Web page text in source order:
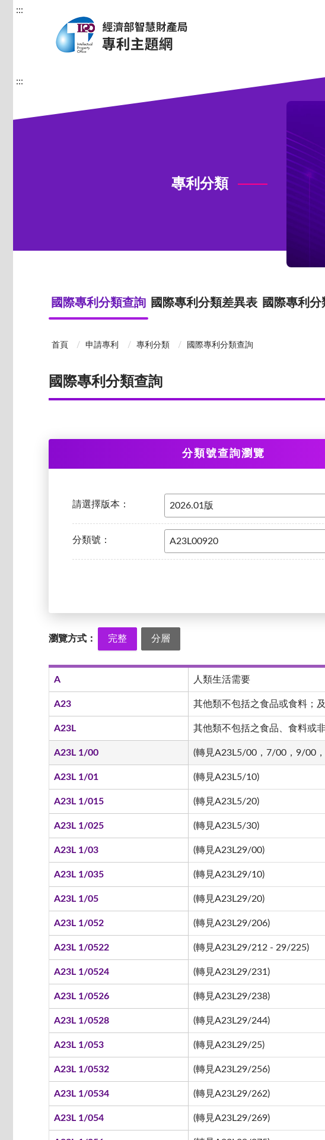
:::
:::
專利分類
國際專利分類查詢 國際專利分類差異表 國際專利分
首頁 申請專利 專利分類 國際專利分類查詢
國際專利分類查詢
分類號查詢瀏覽
請選擇版本：
分類號：
瀏覽方式： 完整 分層
A 人類生活需要
A23 其他類不包括之食品或食料；
A23L 其他類不包括之食品、食料或
A23L 1/00 (轉見A23L5/00，7/00，9/00
A23L 1/01 (轉見A23L5/10)
A23L 1/015 (轉見A23L5/20)
A23L 1/025 (轉見A23L5/30)
A23L 1/03 (轉見A23L29/00)
A23L 1/035 (轉見A23L29/10)
A23L 1/05 (轉見A23L29/20)
A23L 1/052 (轉見A23L29/206)
A23L 1/0522 (轉見A23L29/212 - 29/225)
A23L 1/0524 (轉見A23L29/231)
A23L 1/0526 (轉見A23L29/238)
A23L 1/0528 (轉見A23L29/244)
A23L 1/053 (轉見A23L29/25)
A23L 1/0532 (轉見A23L29/256)
A23L 1/0534 (轉見A23L29/262)
A23L 1/054 (轉見A23L29/269)